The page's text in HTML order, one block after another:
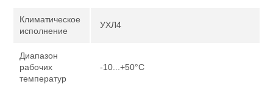
Климатическое
исполнение
УХЛ4
Диапазон
рабочих
температур
-10...+50°С